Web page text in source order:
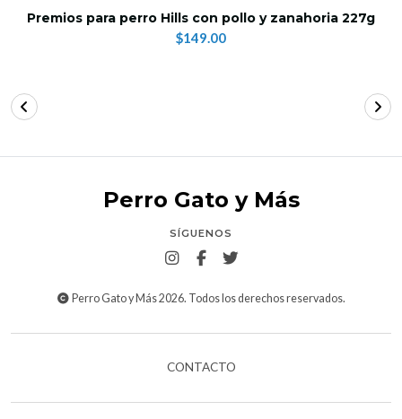
Premios para perro Hills con pollo y zanahoria 227g
$149.00
Perro Gato y Más
SÍGUENOS
Perro Gato y Más 2026. Todos los derechos reservados.
CONTACTO